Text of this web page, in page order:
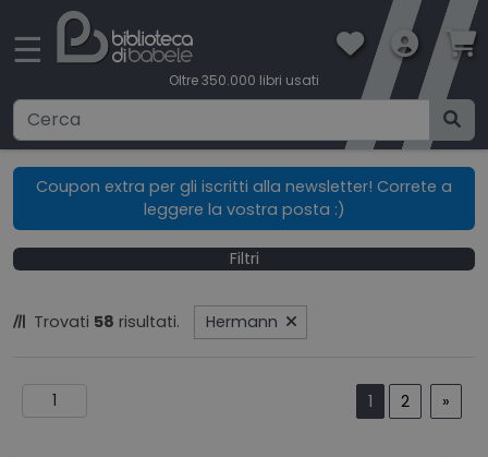
☰
Oltre 350.000 libri usati
Ricerca avanzata
SPEDIZIONI
Coupon extra per gli iscritti alla newsletter! Correte a
leggere la vostra posta :)
Filtri
Trovati 58 risultati. Hermann
1 2 »